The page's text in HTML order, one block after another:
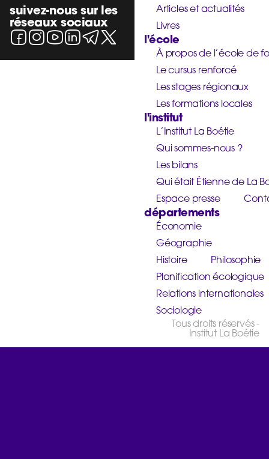
suivez-nous sur les
réseaux sociaux
Articles et actualités
Livres
l'école
À propos de l’école de
Le cursus renforcé
Les stages régionaux
Les formations locales
l'institut
L’Institut La Boétie
Qui sommes-nous ?
Les bilans
Qui était Étienne de La
Espace presse
départements
Économie
Géographie
Histoire
Philosophie
Planification écologique
Relations internationales
Sociologie
Tous droits réservés -
Institut La Boétie